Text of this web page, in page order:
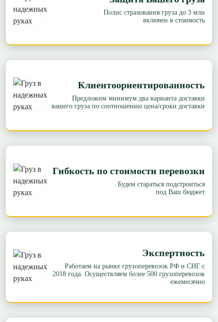
Полис страхования груза до 3 млн
включен в стоимость
Клиентоориентированность
Предложим минимум два варианта доставки
вашего груза по соотношению цена/сроки доставки
Гибкость по стоимости перевозки
Будем стараться подстроиться
под Ваш бюджет
Экспертность
Работаем на рынке грузоперевозок РФ и СНГ с
2018 года. Осуществляем более 500 грузоперевозок
ежемесячно